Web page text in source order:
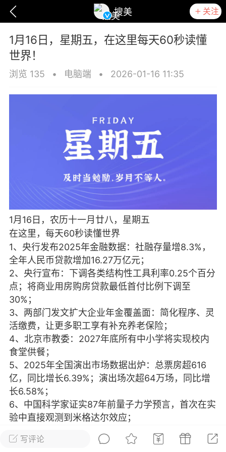
搜美 关注
爆汗熊 卡卡动能素 无创溶斑术
美业357 芯诗妍
每次200金币 点击购买
师 小熊水光
爆汗熊
脂
建术
DRYY面膜 微晶溶斑术
爆款平台
26 23:18
电脑端 美业资讯
闪充小白罐
本/双效闪充，养出紧致小白脸！一、项
充小白罐 = 闪充大白肌（仪器）× 草本
产品）×极光嫩肤啫喱（产品）这是一套
护...写评论
1月16日，星期五，在这里每天60秒读懂
世界！
浏览 135 • 电脑端 • 2026-01-16 11:35
1月16日，农历十一月廿八，星期五
在这里，每天60秒读懂世界
1、央行发布2025年金融数据：社融存量增8.3%，
全年人民币贷款增加16.27万亿元；
2、央行宣布：下调各类结构性工具利率0.25个百分
点；将商业用房购房贷款最低首付比例下调至
30%；
3、两部门发文扩大企业年金覆盖面：简化程序、灵
活缴费，让更多职工享有补充养老保险；
4、北京市教委：2027年底所有中小学将实现校内
食堂供餐；
5、2025年全国演出市场数据出炉：总票房超616
亿，同比增长6.39%；演出场次超64万场，同比增
长6.58%；
6、中国科学家证实87年前量子力学预言，首次在实
验中直接观测到米格达尔效应；
7、湖北一居民挖出疑似战国青铜剑，上交获200元
奖励，博物馆回应：仅表彰性奖励，并非对文物本